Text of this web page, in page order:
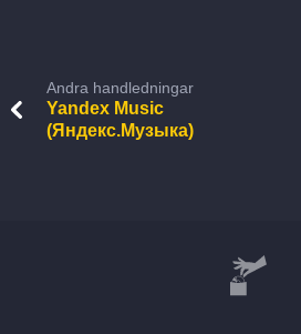
Andra handledningar
Yandex Music
(Яндекс.Музыка)